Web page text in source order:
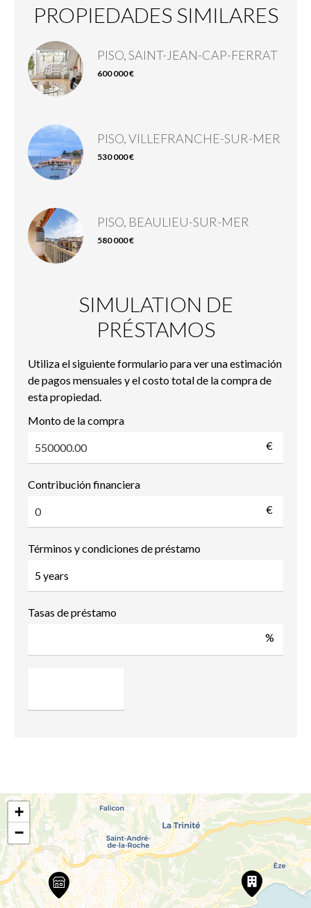
PROPIEDADES SIMILARES
PISO, SAINT-JEAN-CAP-FERRAT
600 000 €
PISO, VILLEFRANCHE-SUR-MER
530 000 €
PISO, BEAULIEU-SUR-MER
580 000 €
SIMULATION DE
PRÉSTAMOS
Utiliza el siguiente formulario para ver una estimación
de pagos mensuales y el costo total de la compra de
esta propiedad.
Monto de la compra
€
Contribución financiera
€
Términos y condiciones de préstamo
Tasas de préstamo
%
+
−